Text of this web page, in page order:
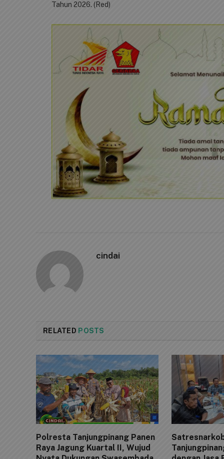
Tahun 2026. (Red)
cindai
RELATED POSTS
Polresta Tanjungpinang Panen
Raya Jagung Kuartal II, Wujud